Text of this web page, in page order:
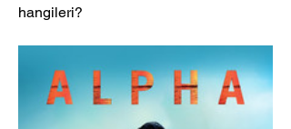
hangileri?